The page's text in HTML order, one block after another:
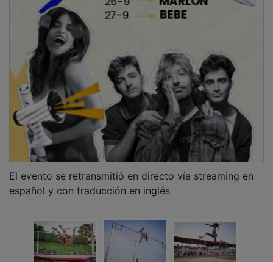
El evento se retransmitió en directo vía streaming en
español y con traducción en inglés